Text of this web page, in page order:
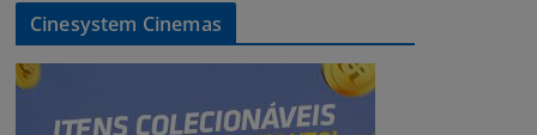
Cinesystem Cinemas